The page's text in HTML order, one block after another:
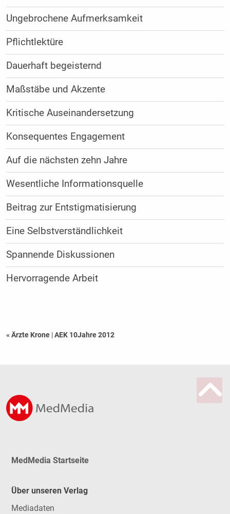
Ungebrochene Aufmerksamkeit
Pflichtlektüre
Dauerhaft begeisternd
Maßstäbe und Akzente
Kritische Auseinandersetzung
Konsequentes Engagement
Auf die nächsten zehn Jahre
Wesentliche Informationsquelle
Beitrag zur Entstigmatisierung
Eine Selbstverständlichkeit
Spannende Diskussionen
Hervorragende Arbeit
« Ärzte Krone |AEK 10Jahre 2012
MedMedia Startseite
Über unseren Verlag
Mediadaten